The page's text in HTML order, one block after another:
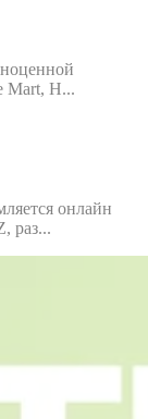
Mart, H...
онлайн
раз...